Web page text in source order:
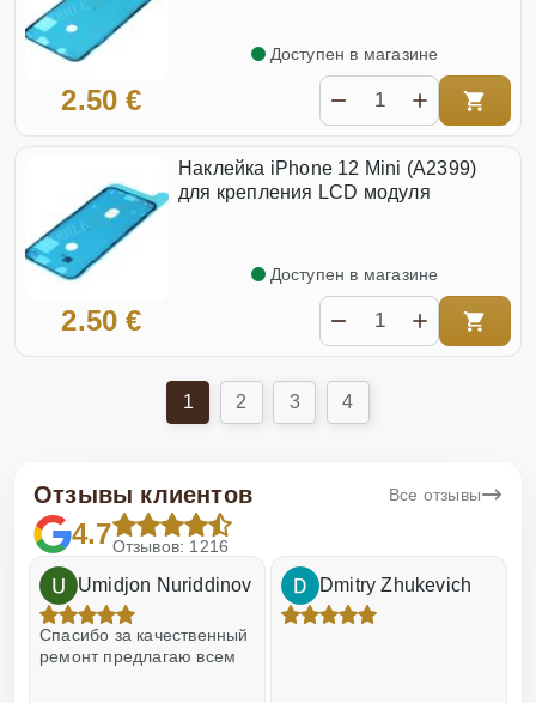
2.50 €
Доступен в магазине
Наклейка iPhone 12 Mini (A2399)
для крепления LCD модуля
2.50 €
Доступен в магазине
1 2 3 4
Отзывы клиентов Все отзывы
4.7Отзывов: 1216
Umidjon Nuriddinov
Спасибо за качественный
ремонт предлагаю всем
Dmitry Zhukevich